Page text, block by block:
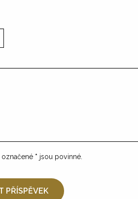
* jsou povinné.